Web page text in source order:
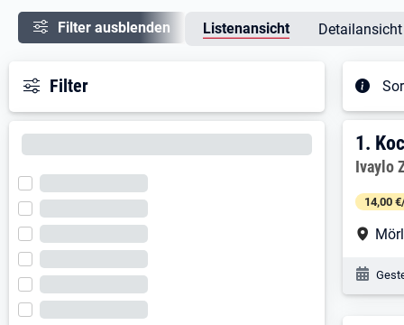
Filter ausblenden Listenansicht Detailansicht
Filter
1.
1.
Ivaylo
14,00